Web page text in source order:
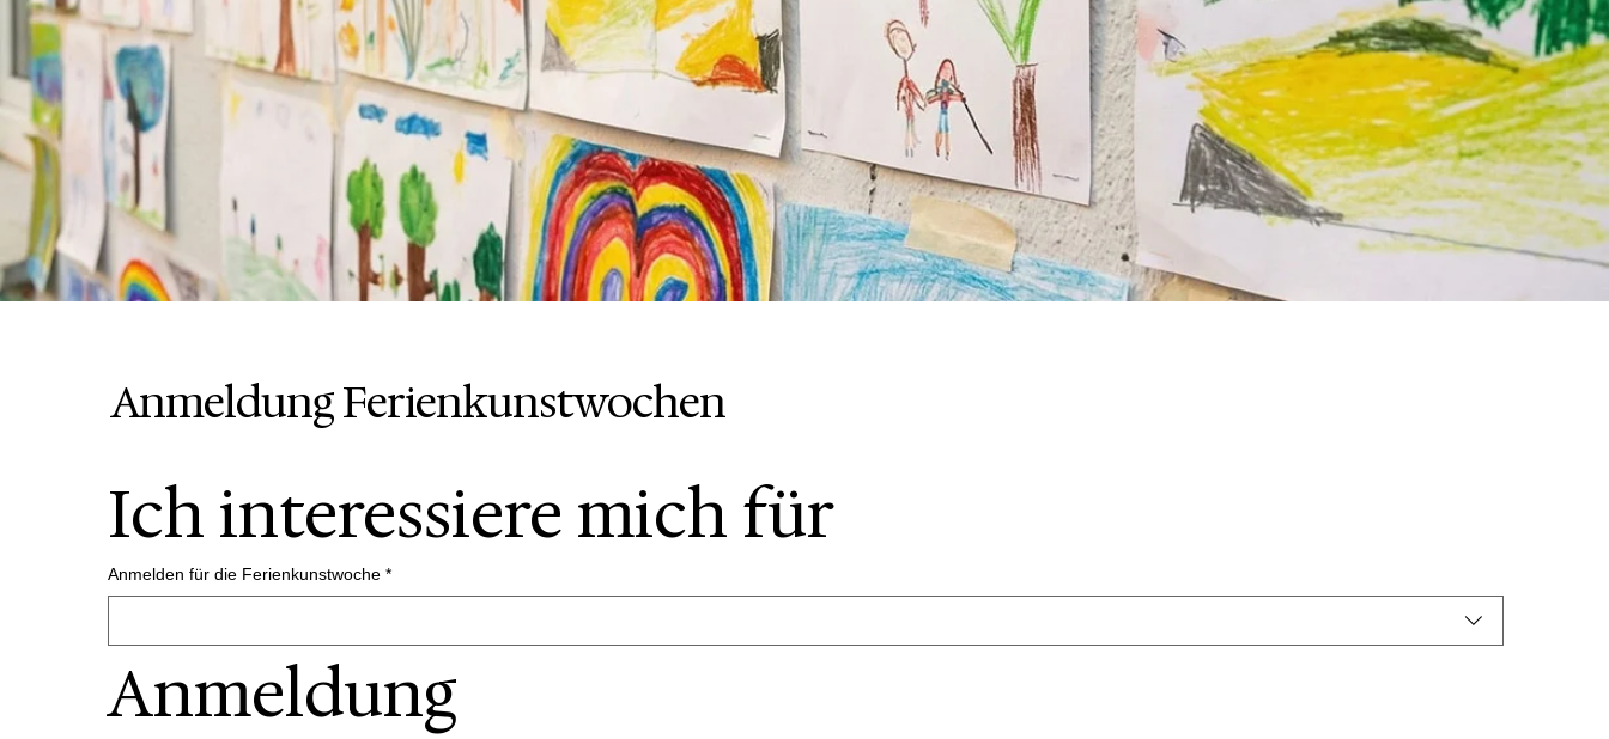
Anmeldung Ferienkunstwochen
Ich interessiere mich für
Anmelden für die Ferienkunstwoche *
Anmeldung